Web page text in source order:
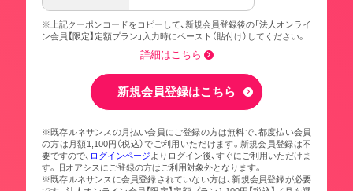
※上記クーポンコードをコピーして、新規会員登録後の「法人オンライ
ン会員【限定】定額プラン」入力時にペースト（貼付け）してください。
詳細はこちら
新規会員登録はこちら
※既存ルネサンスの月払い会員にご登録の方は無料で、都度払い会員
の方は月額1,100円（税込）でご利用いただけます。新規会員登録は不
要ですので、 ログインページ よりログイン後、すぐにご利用いただけま
す。旧オアシスにご登録の方はご利用対象外となります。
※既存ルネサンスに会員登録されていない方は、新規会員登録が必要